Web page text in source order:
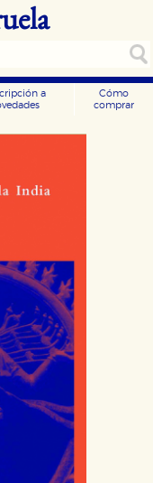
a
Cómo
comprar